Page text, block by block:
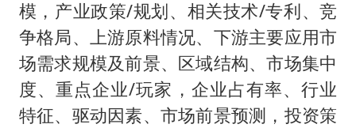
模，产业政策/规划、相关技术/专利、竞
争格局、上游原料情况、下游主要应用市
场需求规模及前景、区域结构、市场集中
度、重点企业/玩家，企业占有率、行业
特征、驱动因素、市场前景预测，投资策